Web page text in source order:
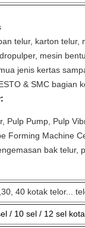
telur, karton
mesin
jenis kertas
& SMC bagian
Pulp Pump, Pulp
Forming Machine
bak telur,
40 kotak telor...
/ 10 sel / 12 sel